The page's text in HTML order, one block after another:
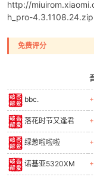
http://
h_pro-4.3.1108.24.zip
免费评分
bbc.
落花时节又逢君
绿葱啦啦啦
诺基亚5320XM